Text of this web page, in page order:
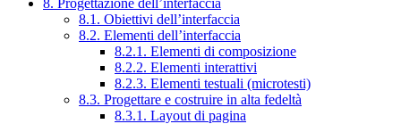
8.1. Obiettivi dell’interfaccia
8.2. Elementi dell’interfaccia
8.2.1. Elementi di composizione
8.2.2. Elementi interattivi
8.2.3. Elementi testuali (microtesti)
8.3. Progettare e costruire in alta fedeltà
8.3.1. Layout di pagina